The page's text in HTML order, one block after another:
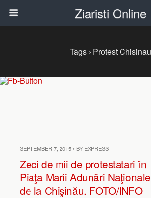
Ziaristi Online
Tags › Protest Chisinau
SEPTEMBER 7, 2015 • BY EXPRESS
Zeci de mii de protestatari în
Piaţa Marii Adunări Naţionale
de la Chişinău. FOTO/INFO